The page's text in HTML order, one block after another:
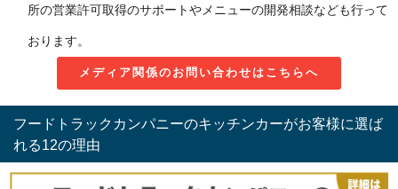
所の営業許可取得のサポートやメニューの開発相談なども行って
おります。
メディア関係のお問い合わせはこちらへ
フードトラックカンパニーのキッチンカーがお客様に選ば
れる12の理由